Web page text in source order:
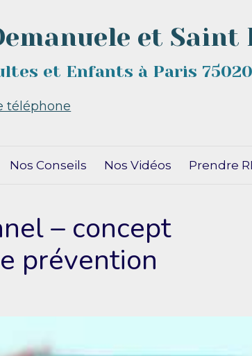
et Saint
et Enfants à Paris 75020
téléphone
Nos Conseils Nos Vidéos Prendre
– concept
prévention